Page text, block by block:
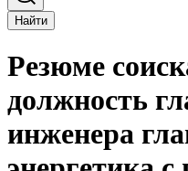
Найти
Резюме
должность
инженера